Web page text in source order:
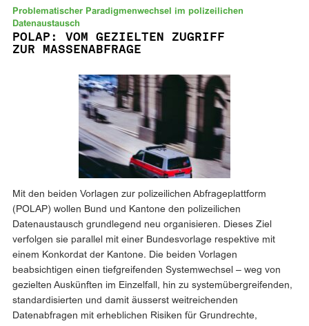
Problematischer Paradigmenwechsel im polizeilichen
Datenaustausch
POLAP: VOM GEZIELTEN ZUGRIFF
ZUR MASSENABFRAGE
Mit den beiden Vorlagen zur polizeilichen Abfrageplattform
(POLAP) wollen Bund und Kantone den polizeilichen
Datenaustausch grundlegend neu organisieren. Dieses Ziel
verfolgen sie parallel mit einer Bundesvorlage respektive mit
einem Konkordat der Kantone. Die beiden Vorlagen
beabsichtigen einen tiefgreifenden Systemwechsel – weg von
gezielten Auskünften im Einzelfall, hin zu systemübergreifenden,
standardisierten und damit äusserst weitreichenden
Datenabfragen mit erheblichen Risiken für Grundrechte,